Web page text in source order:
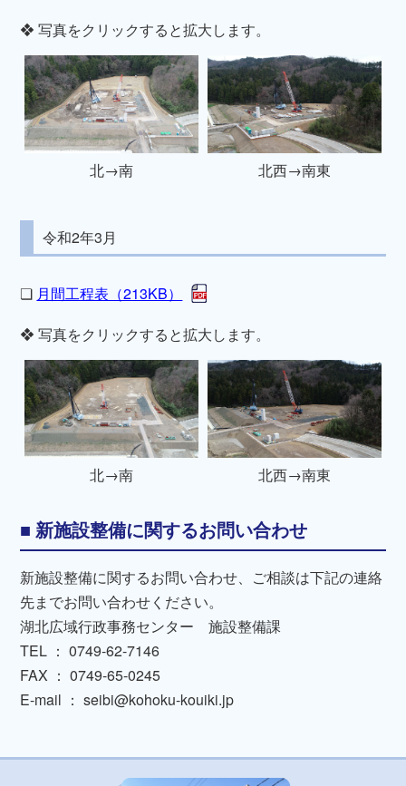
❖ 写真をクリックすると拡大します。
北→南 北西→南東
令和2年3月
❏ 月間工程表（213KB）
❖ 写真をクリックすると拡大します。
北→南 北西→南東
新施設整備に関するお問い合わせ
新施設整備に関するお問い合わせ、ご相談は下記の連絡
先までお問い合わせください。
湖北広域行政事務センター 施設整備課
TEL ： 0749-62-7146
FAX ： 0749-65-0245
E-mail ： seibi@kohoku-kouiki.jp